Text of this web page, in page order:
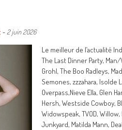
- 2 juin 2026
Le meilleur de l’actualité
The Last Dinner Party,
Grohl, The Boo Radleys,
Semones, zzzahara, Isolde
Overpass,Nieve Ella, Glen
Hersh, Westside Cowboy,
Widowspeak, TVOD,
Junkyard, Matilda Mann,